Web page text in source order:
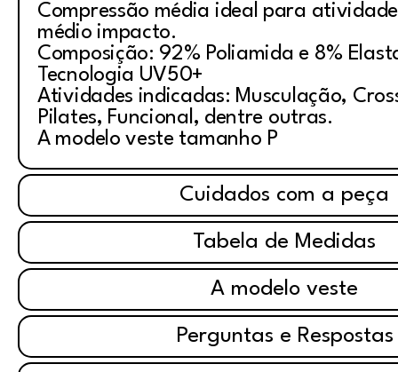
Compressão média ideal para
médio impacto.
Composição: 92% Poliamida e 8%
Tecnologia UV50+
Atividades indicadas: Musculação,
Pilates, Funcional, dentre outras.
A modelo veste tamanho P
Cuidados com a peça
Tabela de Medidas
A modelo veste
Perguntas e Respostas